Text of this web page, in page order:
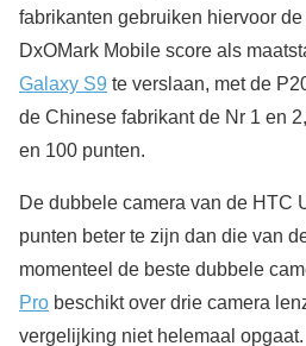
fabrikanten gebruiken hiervoor
DxOMark Mobile score als
Galaxy S9 te verslaan, met de
de Chinese fabrikant de Nr 1 en
en 100 punten.
De dubbele camera van de HTC
punten beter te zijn dan die van
momenteel de beste dubbele
Pro beschikt over drie camera
vergelijking niet helemaal opgaat.